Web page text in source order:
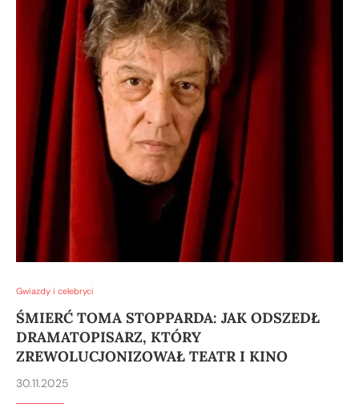
Gwiazdy i celebryci
ŚMIERĆ TOMA STOPPARDA: JAK ODSZEDŁ
DRAMATOPISARZ, KTÓRY
ZREWOLUCJONIZOWAŁ TEATR I KINO
30.11.2025